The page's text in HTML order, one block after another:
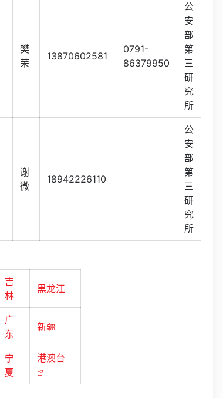
樊
荣
13870602581
0791-
86379950
公
安
部
第
三
研
究
所
谢
微
18942226110
公
安
部
第
三
研
究
所
吉
林
黑龙江
广
东
新疆
宁
夏
港澳台